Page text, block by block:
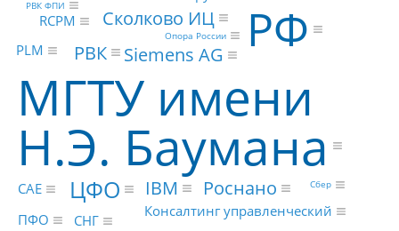
МГТУ имени
Н.Э. Баумана
РФ
ЦФО
Siemens AG
IBM
РВК
Роснано
Сколково ИЦ
Консалтинг управленческий
RCPM
PLM
CAE
ПФО
СНГ
РВК ФПИ
Сбер
Опора России